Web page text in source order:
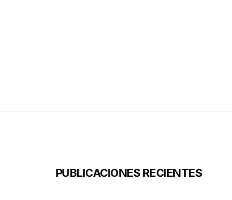
PUBLICACIONES RECIENTES